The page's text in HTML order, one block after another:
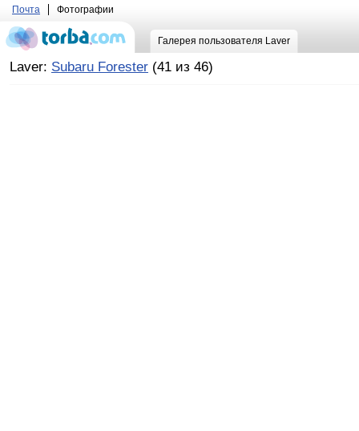
Почта Фотографии
Галерея пользователя Laver
Laver: Subaru Forester (41 из 46)